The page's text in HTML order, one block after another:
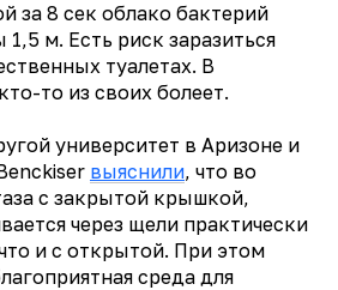
за 8 сек облако бактерий
м. Есть риск заразиться
туалетах. В
то из своих болеет.
университет в Аризоне и
выяснили, что во
с закрытой крышкой,
через щели практически
и с открытой. При этом
среда для